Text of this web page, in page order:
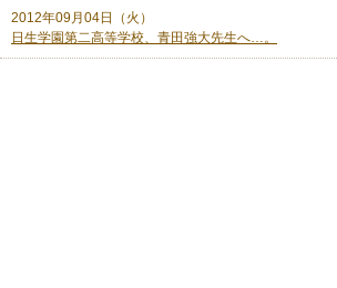
2012年09月04日（火）
日生学園第二高等学校、青田強大先生へ…。